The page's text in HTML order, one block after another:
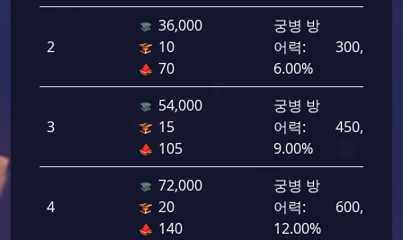
2
36,000
10
70
궁병 방
어력:
6.00%
300,000
3
54,000
15
105
궁병 방
어력:
9.00%
450,000
4
72,000
20
140
궁병 방
어력:
12.00%
600,000